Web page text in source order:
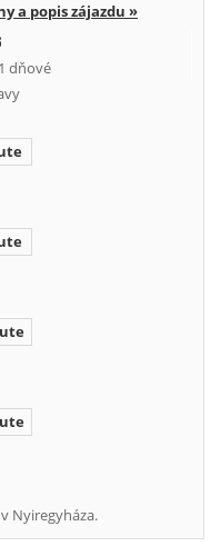
a popis zájazdu »
dňové
Nyiregyháza.